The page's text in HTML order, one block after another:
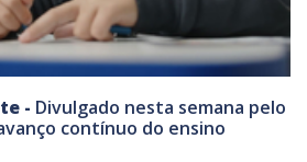
- Divulgado nesta semana pelo
contínuo do ensino